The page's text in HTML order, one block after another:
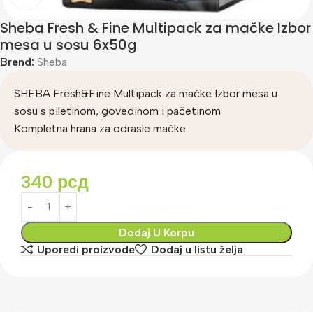
Sheba Fresh & Fine Multipack za mačke Izbor
mesa u sosu 6x50g
Brend: Sheba
SHEBA Fresh&Fine Multipack za mačke Izbor mesa u
sosu s piletinom, govedinom i pačetinom
Kompletna hrana za odrasle mačke
340 рсд
Dodaj U Korpu
Uporedi proizvode
Dodaj u listu želja